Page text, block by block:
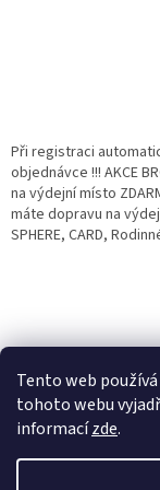
Tento web
tohoto webu
informacízde.
Při registraci
objednávce !!! AKCE
na výdejní místo
máte dopravu na
SPHERE, CARD,